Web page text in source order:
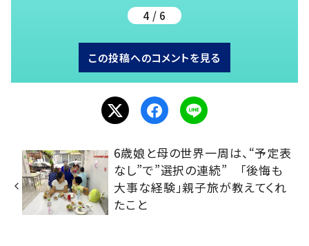
4 / 6
この投稿へのコメントを見る
6歳娘と母の世界一周は、“予定表
なし”で”選択の連続” 「後悔も
大事な経験」親子旅が教えてくれ
たこと